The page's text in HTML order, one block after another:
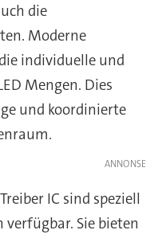
die
Moderne
individuelle und
Mengen. Dies
und koordinierte
IC sind speziell
Sie bieten